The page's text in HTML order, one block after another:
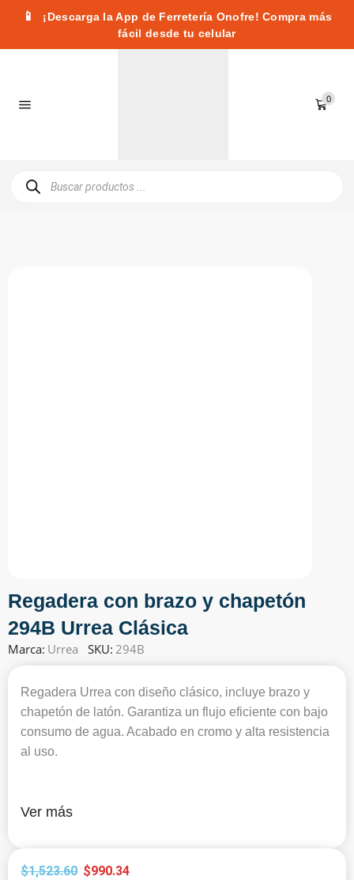
📱
¡Descarga la App de Ferretería Onofre! Compra más
fácil desde tu celular
0
Regadera con brazo y chapetón
294B Urrea Clásica
Marca: Urrea SKU: 294B
Regadera Urrea con diseño clásico, incluye brazo y
chapetón de latón. Garantiza un flujo eficiente con bajo
consumo de agua. Acabado en cromo y alta resistencia
al uso.
Ver más
$1,523.60 $990.34